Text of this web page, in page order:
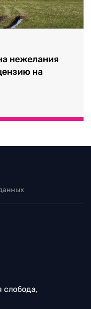
нежелания
на
слобода,